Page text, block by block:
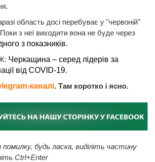
область досі перебуває у "червоній"
Поки з неї виходити вона не буде через
з показників.
Черкащина – серед лідерів за
від COVID-19.
каналі. Там коротко і ясно.
будь ласка, виділіть частину
Ctrl+Enter